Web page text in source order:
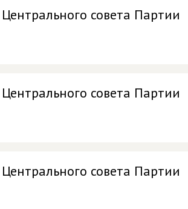
совета Партии
совета Партии
совета Партии